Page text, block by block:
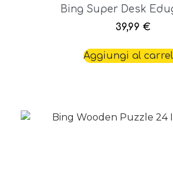
Bing Super Desk
39,99 €
Aggiungi al